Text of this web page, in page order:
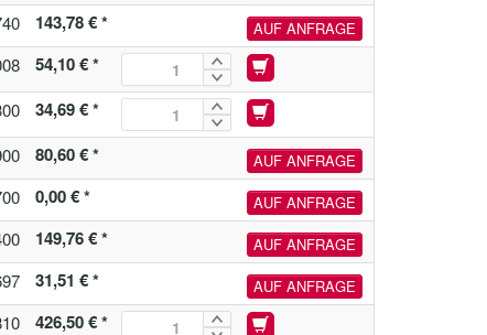
143,78 € * AUF ANFRAGE
54,10 € *
34,69 € *
80,60 € * AUF ANFRAGE
0,00 € * AUF ANFRAGE
149,76 € * AUF ANFRAGE
31,51 € * AUF ANFRAGE
426,50 € *